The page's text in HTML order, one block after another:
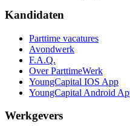
Kandidaten
Parttime vacatures
Avondwerk
F.A.Q.
Over ParttimeWerk
YoungCapital IOS App
YoungCapital Android
Werkgevers